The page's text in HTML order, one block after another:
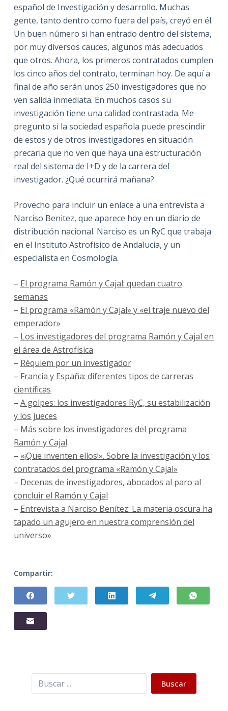
español de Investigación y desarrollo. Muchas
gente, tanto dentro como fuera del país, creyó en él.
Un buen número si han entrado dentro del sistema,
por muy diversos cauces, algunos más adecuados
que otros. Ahora, los primeros contratados cumplen
los cinco años del contrato, terminan hoy. De aquí a
final de año serán unos 250 investigadores que no
ven salida inmediata. En muchos casos su
investigación tiene una calidad contrastada. Me
pregunto si la sociedad española puede prescindir
de estos y de otros investigadores en situación
precaria que no ven que haya una estructuración
real del sistema de I+D y de la carrera del
investigador. ¿Qué ocurrirá mañana?
Provecho para incluir un enlace a una entrevista a
Narciso Benitez, que aparece hoy en un diario de
distribución nacional. Narciso es un RyC que trabaja
en el Instituto Astrofísico de Andalucia, y un
especialista en Cosmología.
– El programa Ramón y Cajal: quedan cuatro
semanas
– El programa «Ramón y Cajal» y «el traje nuevo del
emperador»
– Los investigadores del programa Ramón y Cajal en
el área de Astrofísica
– Réquiem por un investigador
– Francia y España: diferentes tipos de carreras
científicas
– A golpes: los investigadores RyC, su estabilización
y los jueces
– Más sobre los investigadores del programa
Ramón y Cajal
– «¡Que inventen ellos!». Sobre la investigación y los
contratados del programa «Ramón y Cajal»
– Decenas de investigadores, abocados al paro al
concluir el Ramón y Cajal
– Entrevista a Narciso Benítez: La materia oscura ha
tapado un agujero en nuestra comprensión del
universo»
Compartir:
Buscar Buscar